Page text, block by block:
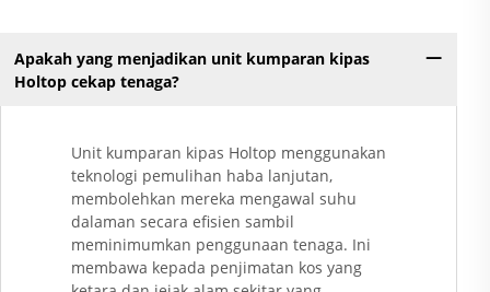
Apakah yang menjadikan unit kumparan kipas
Holtop cekap tenaga?
Unit kumparan kipas Holtop menggunakan
teknologi pemulihan haba lanjutan,
membolehkan mereka mengawal suhu
dalaman secara efisien sambil
meminimumkan penggunaan tenaga. Ini
membawa kepada penjimatan kos yang